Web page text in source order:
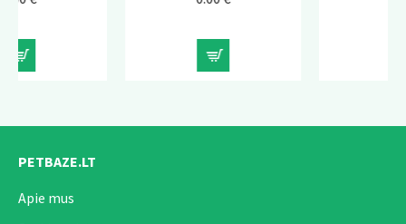
PETBAZE.LT
Apie mus